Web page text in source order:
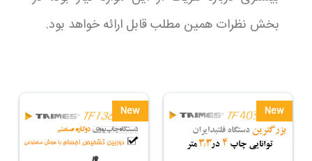
بخش نظرات همین مطلب قابل ارائه خواهد بود.
New New